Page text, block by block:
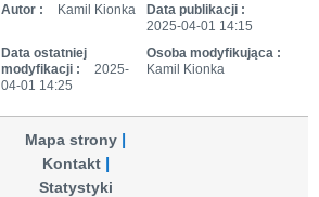
Autor : Kamil Kionka
Data publikacji :
2025-04-01 14:15
Data ostatniej
modyfikacji :
2025-
04-01 14:25
Osoba modyfikująca :
Kamil Kionka
Mapa strony
Kontakt
Statystyki